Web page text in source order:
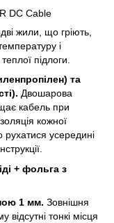
жили, що гріють,
і
підлоги.
та
Двошарова
кабель при
кожної
рухатися усередині
+ фольга з
1 мм. Зовнішня
відсутні тонкі місця